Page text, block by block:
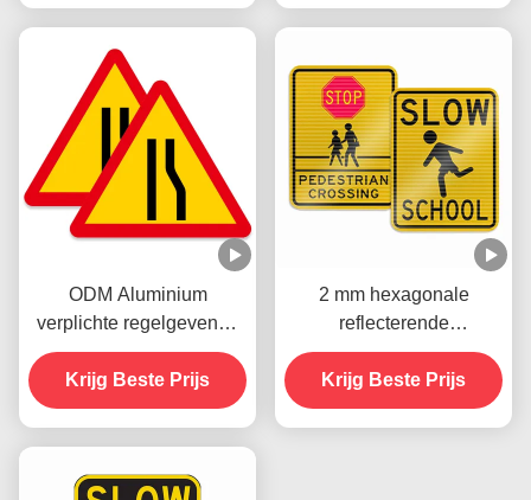
ODM Aluminium
verplichte regelgevende
wegborden voor
voertuigen die kunnen
worden afgedrukt
Krijg Beste Prijs
2 mm hexagonale
reflecterende
verkeersborden Verplicht
verkeersveiligheidstekens
Krijg Beste Prijs